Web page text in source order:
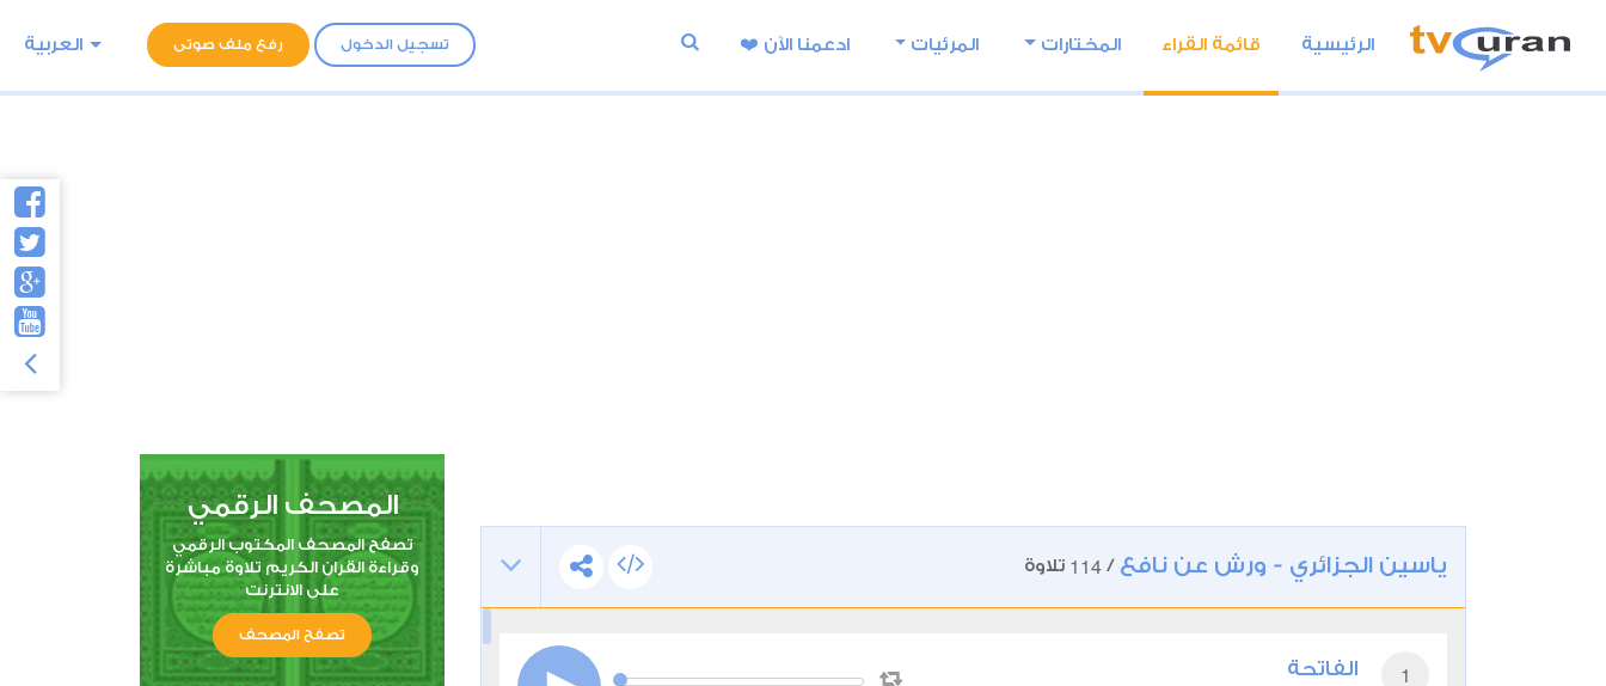
تسجيل الدخول رفع ملف صوتى العربية الرئيسية قائمة القراء المختارات المرئيات ادعمنا اﻵن ❤️
ياسين الجزائري - ورش عن نافع /
114 تلاوة
1 الفاتحة
المصحف الرقمي
تصفح المصحف المكتوب الرقمي
وقراءة القران الكريم تلاوة مباشرة
على الانترنت
تصفح المصحف